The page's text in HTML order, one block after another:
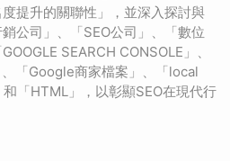
提升的關聯性」，並深入探討與
公司」、「SEO公司」、「數位
SEARCH CONSOLE」、
、「Google商家檔案」、「local
「HTML」，以彰顯SEO在現代行